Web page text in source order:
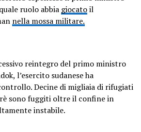
ruolo abbia giocatoil
nella mossa militare.
reintegro del primo ministro
l’esercito sudanese ha
Decine di migliaia di rifugiati
sono fuggiti oltre il confine in
instabile.